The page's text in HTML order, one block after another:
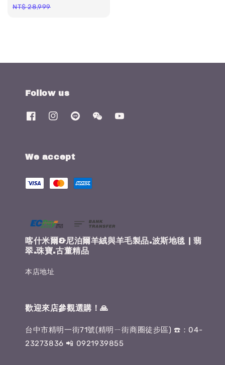
price
NT$ 28,999
Follow us
We accept
喀什米爾&尼泊爾羊絨與羊毛製品.波斯地毯 | 翡
翠.珠寶.古董精品
本店地址
歡迎來店參觀選購！🙏
台中市精明一街71號(精明ㄧ街商圈徒步區) ☎️：04-
23273836 📲 0921939855